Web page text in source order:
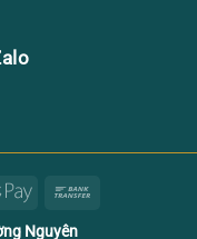
Nguyên